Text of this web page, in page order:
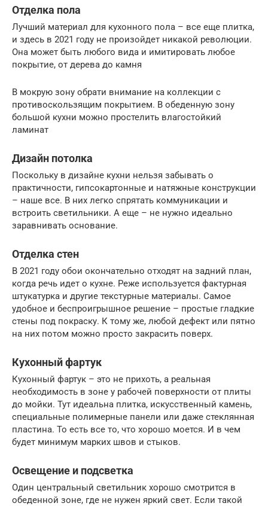
Отделка пола
Лучший материал для кухонного пола – все еще плитка,
и здесь в 2021 году не произойдет никакой революции.
Она может быть любого вида и имитировать любое
покрытие, от дерева до камня
В мокрую зону обрати внимание на коллекции с
противоскользящим покрытием. В обеденную зону
большой кухни можно простелить влагостойкий
ламинат
Дизайн потолка
Поскольку в дизайне кухни нельзя забывать о
практичности, гипсокартонные и натяжные конструкции
– наше все. В них легко спрятать коммуникации и
встроить светильники. А еще – не нужно идеально
заравнивать основание.
Отделка стен
В 2021 году обои окончательно отходят на задний план,
когда речь идет о кухне. Реже используется фактурная
штукатурка и другие текстурные материалы. Самое
удобное и беспроигрышное решение – простые гладкие
стены под покраску. К тому же, любой дефект или пятно
на них потом можно просто закрасить поверх.
Кухонный фартук
Кухонный фартук – это не прихоть, а реальная
необходимость в зоне у рабочей поверхности от плиты
до мойки. Тут идеальна плитка, искусственный камень,
специальные полимерные панели или даже стеклянная
пластина. То есть все то, что хорошо моется. И в чем
будет минимум марких швов и стыков.
Освещение и подсветка
Один центральный светильник хорошо смотрится в
обеденной зоне, где не нужен яркий свет. Если такой